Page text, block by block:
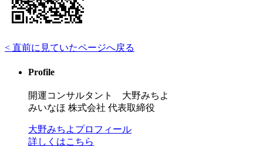
< 直前に見ていたページへ戻る
Profile
開運コンサルタント 大野みちよ
みいなほ 株式会社 代表取締役
大野みちよプロフィール
詳しくはこちら